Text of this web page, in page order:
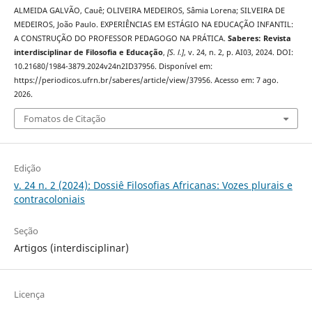
ALMEIDA GALVÃO, Cauê; OLIVEIRA MEDEIROS, Sâmia Lorena; SILVEIRA DE
MEDEIROS, João Paulo. EXPERIÊNCIAS EM ESTÁGIO NA EDUCAÇÃO INFANTIL:
A CONSTRUÇÃO DO PROFESSOR PEDAGOGO NA PRÁTICA. Saberes: Revista
interdisciplinar de Filosofia e Educação, [S. l.], v. 24, n. 2, p. AI03, 2024. DOI:
10.21680/1984-3879.2024v24n2ID37956. Disponível em:
https://periodicos.ufrn.br/saberes/article/view/37956. Acesso em: 7 ago.
2026.
Fomatos de Citação
Edição
v. 24 n. 2 (2024): Dossiê Filosofias Africanas: Vozes plurais e
contracoloniais
Seção
Artigos (interdisciplinar)
Licença